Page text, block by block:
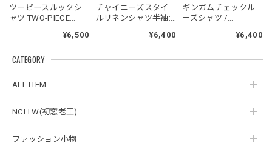
CATEGORY
ALL ITEM
NCLLW(初恋老王)
ファッション小物
NCLLW オリジナルドッグタグネックレス / NCLLW Original Dog Tag Necklace
2026/05/27
ボタンアクセント ポロシャツ / Button Accent Polo Shirt
ツーピースルックシ
ャツ TWO-PIECE
¥6,500
チャイニーズスタイ
ルリネンシャツ半袖:
¥6,400
ギンガムチェックル
ーズシャツ /
¥6,400